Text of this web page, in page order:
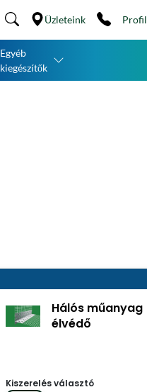
Üzleteink Profil
Egyéb
kiegészítők
Hálós műanyag
élvédő
Kiszerelés választó